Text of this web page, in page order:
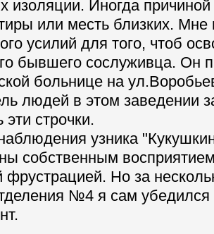
изоляции. Иногда причиной
или месть близких.
усилий для того, чтоб
бывшего сослуживца. Он
больнице на
людей в этом заведении
эти строчки.
узника
собственным
фрустрацией. Но за
№4 я сам убедился